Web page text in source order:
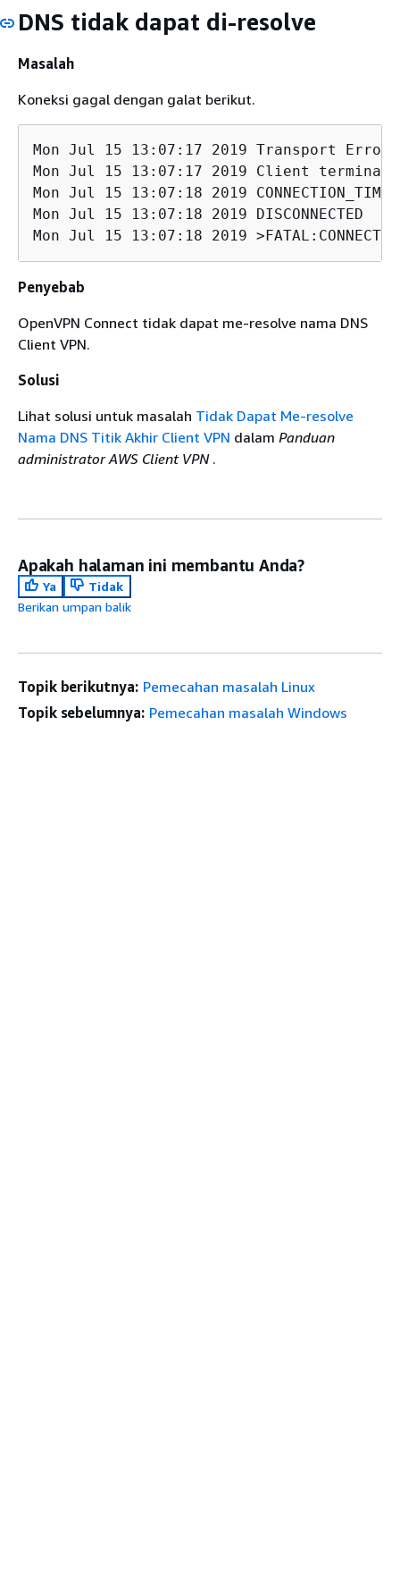
DNS tidak dapat di-resolve
Masalah
Koneksi gagal dengan galat berikut.
Mon Jul 15 13:07:17 2019 Transport
Mon Jul 15 13:07:17 2019 Client
Mon Jul 15 13:07:18 2019
Mon Jul 15 13:07:18 2019 DISCONNECTED
Mon Jul 15 13:07:18 2019
Penyebab
OpenVPN Connect tidak dapat me-resolve nama DNS
Client VPN.
Solusi
Lihat solusi untuk masalah Tidak Dapat Me-resolve
Nama DNS Titik Akhir Client VPN dalam Panduan
administrator AWS Client VPN .
Apakah halaman ini membantu Anda?
Ya
Tidak
Berikan umpan balik
Topik berikutnya: Pemecahan masalah Linux
Topik sebelumnya: Pemecahan masalah Windows